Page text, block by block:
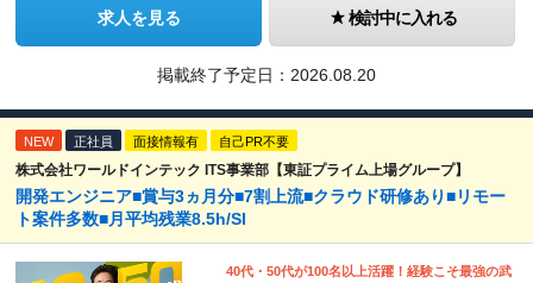
求人を見る 検討中に入れる
掲載終了予定日： 2026.08.20
NEW 正社員 面接情報有 自己PR不要
株式会社ワールドインテック ITS事業部【東証プライム上場グループ】
開発エンジニア■賞与3ヵ月分■7割上流■クラウド研修あり■リモー
ト案件多数■月平均残業8.5h/SI
40代・50代が100名以上活躍！経験こそ最強の武